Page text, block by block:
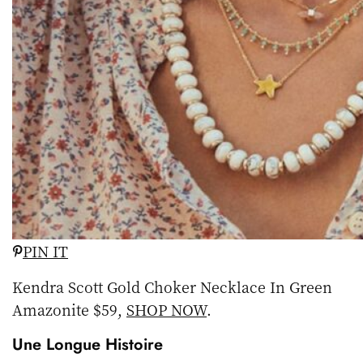
PIN IT
Kendra Scott Gold Choker Necklace In Green
Amazonite $59,SHOP NOW.
Une Longue Histoire